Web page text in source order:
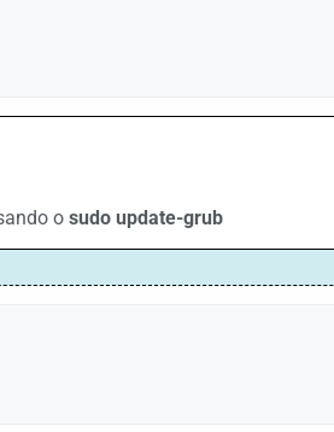
o sudo update-grub